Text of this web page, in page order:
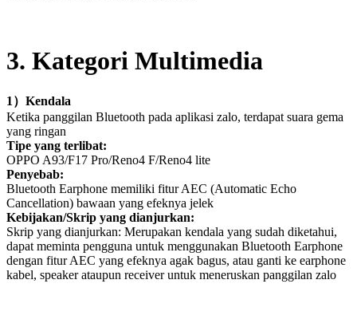
3. Kategori Multimedia
1 ） Kendala
Ketika panggilan Bluetooth pada aplikasi zalo, terdapat suara gema
yang ringan
Tipe yang terlibat:
OPPO A93/F17 Pro/Reno4 F/Reno4 lite
Penyebab:
Bluetooth Earphone memiliki fitur AEC (Automatic Echo
Cancellation) bawaan yang efeknya jelek
Kebijakan/Skrip yang dianjurkan:
Skrip yang dianjurkan: Merupakan kendala yang sudah diketahui,
dapat meminta pengguna untuk menggunakan Bluetooth Earphone
dengan fitur AEC yang efeknya agak bagus, atau ganti ke earphone
kabel, speaker ataupun receiver untuk meneruskan panggilan zalo